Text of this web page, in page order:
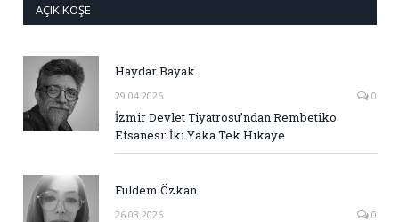
AÇIK KÖŞE
Haydar Bayak
29.04.2026 0
İzmir Devlet Tiyatrosu’ndan Rembetiko
Efsanesi: İki Yaka Tek Hikaye
Fuldem Özkan
26.03.2026 0